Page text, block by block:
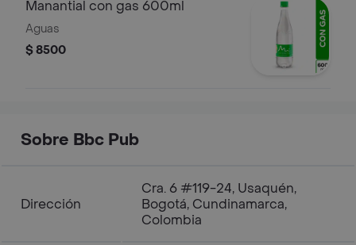
Manantial con gas 600ml
Aguas
$ 8500
Sobre Bbc Pub
Dirección
Cra. 6 #119-24, Usaquén,
Bogotá, Cundinamarca,
Colombia